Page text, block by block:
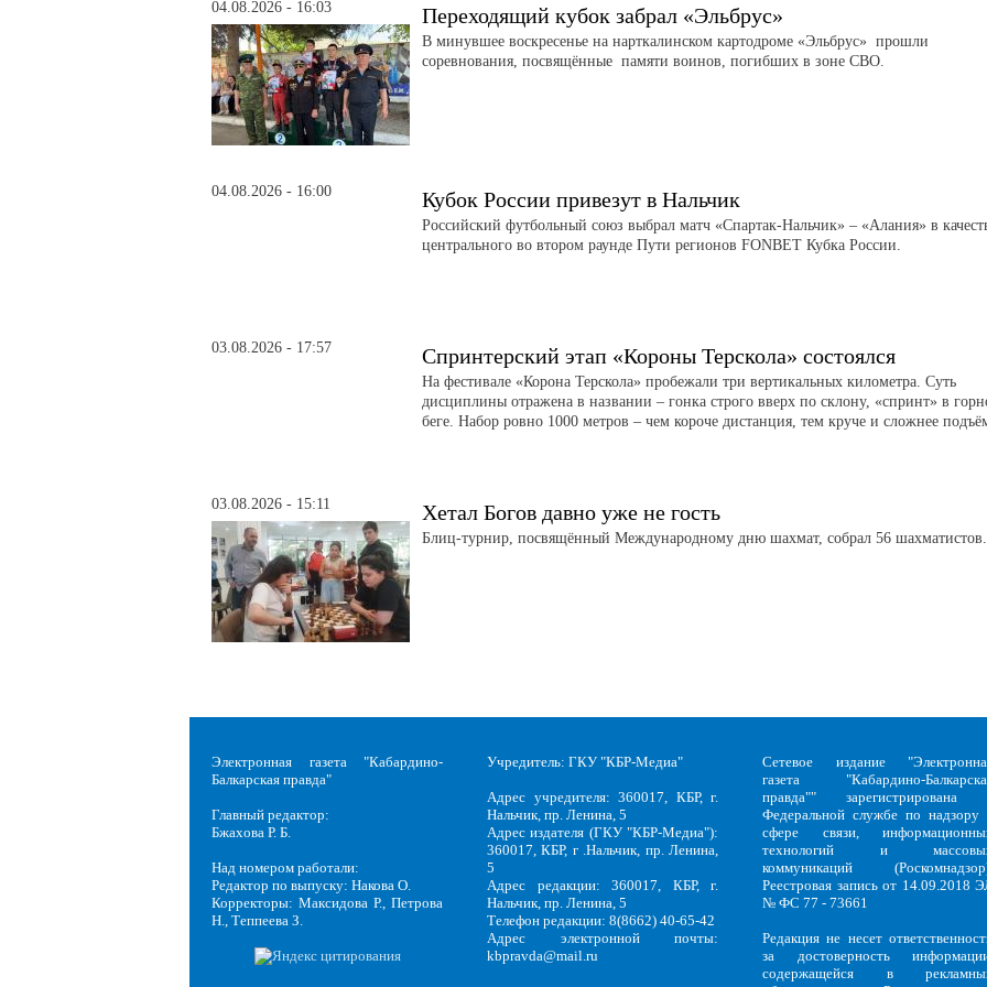
04.08.2026 - 16:03 Переходящий кубок забрал «Эльбрус»
В минувшее воскресенье на нарткалинском картодроме «Эльбрус» прошли
соревнования, посвящённые памяти воинов, погибших в зоне СВО.
04.08.2026 - 16:00 Кубок России привезут в Нальчик
Российский футбольный союз выбрал матч «Спартак-Нальчик» – «Алания» в
центрального во втором раунде Пути регионов FONBET Кубка России.
03.08.2026 - 17:57 Спринтерский этап «Короны Терскола» состоялся
На фестивале «Корона Терскола» пробежали три вертикальных километра. Суть
дисциплины отражена в названии – гонка строго вверх по склону, «спринт» в
беге. Набор ровно 1000 метров – чем короче дистанция, тем круче и сложнее
03.08.2026 - 15:11 Хетал Богов давно уже не гость
Блиц-турнир, посвящённый Международному дню шахмат, собрал 56 шахматистов.
Электронная газета "Кабардино-
Балкарская правда"
Главный редактор:
Бжахова Р. Б.
Над номером работали:
Редактор по выпуску: Накова О.
Корректоры: Максидова Р., Петрова
Н., Теппеева З.
Учредитель: ГКУ "КБР-Медиа"
Адрес учредителя: 360017, КБР, г.
Нальчик, пр. Ленина, 5
Адрес издателя (ГКУ "КБР-Медиа"):
360017, КБР, г .Нальчик, пр. Ленина,
5
Адрес редакции: 360017, КБР, г.
Нальчик, пр. Ленина, 5
Телефон редакции: 8(8662) 40-65-42
Адрес электронной почты:
kbpravda@mail.ru
Сетевое издание
газета "Кабардино-
правда"" зарегистрирована
Федеральной службе по надзору
сфере связи,
технологий и
коммуникаций
Реестровая запись от 14.09.2018
№ ФС 77 - 73661
Редакция не несет
за достоверность
содержащейся в